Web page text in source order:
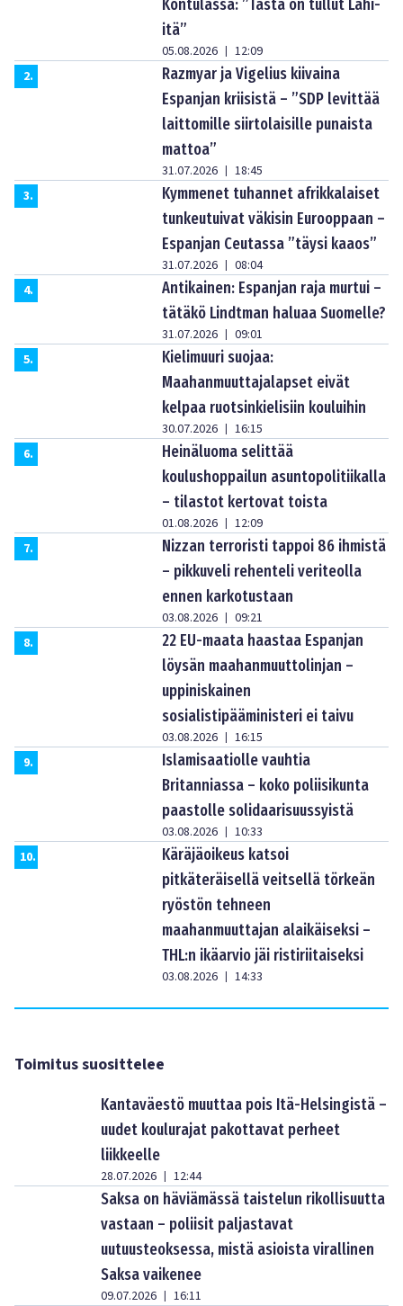
Kontulassa: ”Tästä on tullut Lähi-
itä”
05.08.2026 | 12:09
2.
Razmyar ja Vigelius kiivaina
Espanjan kriisistä – ”SDP levittää
laittomille siirtolaisille punaista
mattoa”
31.07.2026 | 18:45
3.
Kymmenet tuhannet afrikkalaiset
tunkeutuivat väkisin Eurooppaan –
Espanjan Ceutassa ”täysi kaaos”
31.07.2026 | 08:04
4.
Antikainen: Espanjan raja murtui –
tätäkö Lindtman haluaa Suomelle?
31.07.2026 | 09:01
5.
Kielimuuri suojaa:
Maahanmuuttajalapset eivät
kelpaa ruotsinkielisiin kouluihin
30.07.2026 | 16:15
6.
Heinäluoma selittää
koulushoppailun asuntopolitiikalla
– tilastot kertovat toista
01.08.2026 | 12:09
7.
Nizzan terroristi tappoi 86 ihmistä
– pikkuveli rehenteli veriteolla
ennen karkotustaan
03.08.2026 | 09:21
8.
22 EU-maata haastaa Espanjan
löysän maahanmuuttolinjan –
uppiniskainen
sosialistipääministeri ei taivu
03.08.2026 | 16:15
9.
Islamisaatiolle vauhtia
Britanniassa – koko poliisikunta
paastolle solidaarisuussyistä
03.08.2026 | 10:33
10.
Käräjäoikeus katsoi
pitkäteräisellä veitsellä törkeän
ryöstön tehneen
maahanmuuttajan alaikäiseksi –
THL:n ikäarvio jäi ristiriitaiseksi
03.08.2026 | 14:33
Toimitus suosittelee
Kantaväestö muuttaa pois Itä-Helsingistä –
uudet koulurajat pakottavat perheet
liikkeelle
28.07.2026 | 12:44
Saksa on häviämässä taistelun rikollisuutta
vastaan – poliisit paljastavat
uutuusteoksessa, mistä asioista virallinen
Saksa vaikenee
09.07.2026 | 16:11